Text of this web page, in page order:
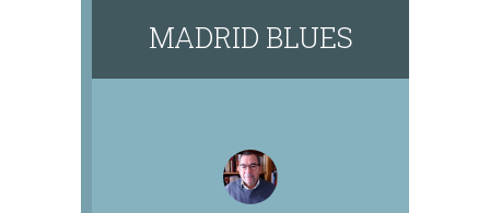
MADRID BLUES